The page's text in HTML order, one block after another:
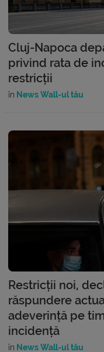
Cluj-Napoca
privind rata de
restricții
în News Wall-ul tău
Restricții noi,
răspundere
adeverință pe
incidență
în News Wall-ul tău